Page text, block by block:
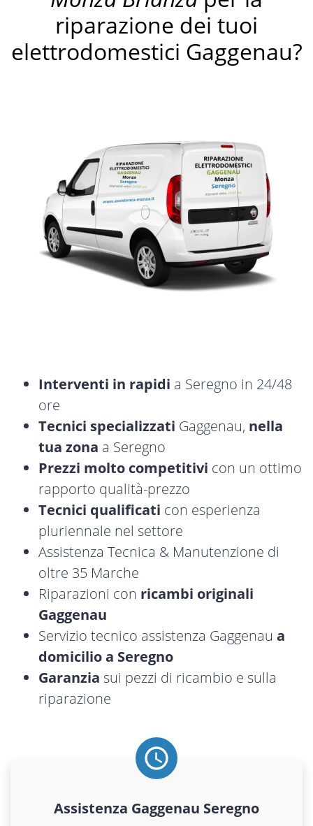
riparazione dei tuoi
elettrodomestici Gaggenau?
Interventi in rapidi a Seregno in 24/48
ore
Tecnici specializzati Gaggenau, nella
tua zona a Seregno
Prezzi molto competitivi con un ottimo
rapporto qualità-prezzo
Tecnici qualificati con esperienza
pluriennale nel settore
Assistenza Tecnica & Manutenzione di
oltre 35 Marche
Riparazioni con ricambi originali
Gaggenau
Servizio tecnico assistenza Gaggenau a
domicilio a Seregno
Garanzia sui pezzi di ricambio e sulla
riparazione
Assistenza Gaggenau Seregno